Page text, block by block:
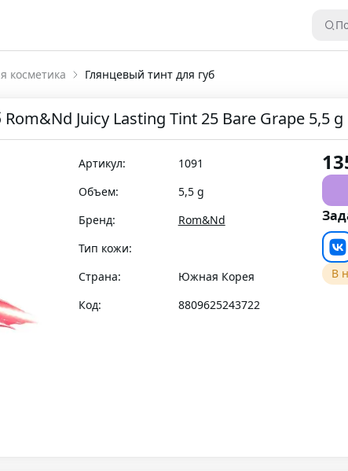
косметика Глянцевый тинт для губ
Juicy Lasting Tint 25 Bare Grape 5,5 g
Артикул:
1091
Объем:
5,5 g
Бренд:
Rom&Nd
Тип кожи:
Страна:
Южная Корея
Код:
8809625243722
В